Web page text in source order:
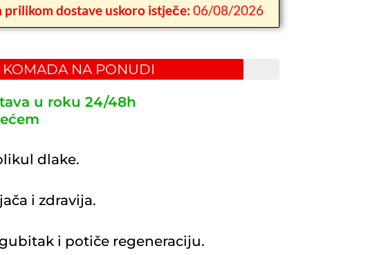
prilikom dostave uskoro istječe: 06/08/2026
NA PONUDI
u roku 24/48h
dlake.
i zdravija.
i potiče regeneraciju.